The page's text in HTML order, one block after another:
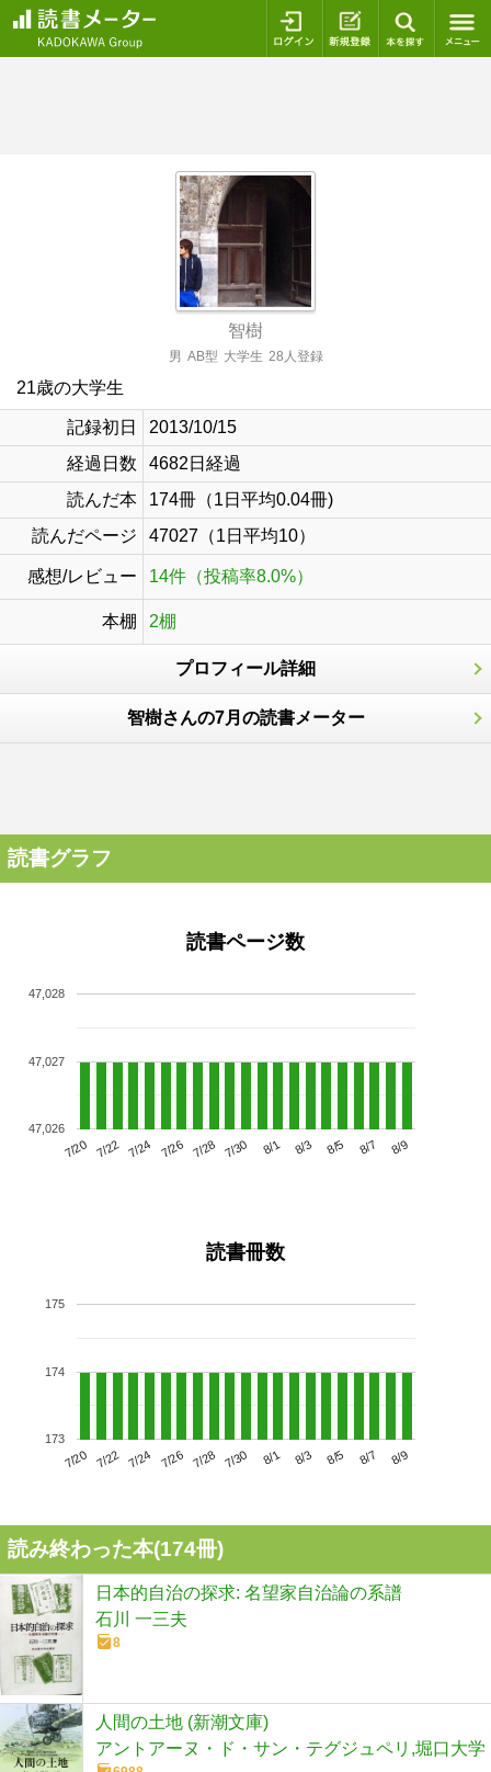
ログイン 新規登録
智樹
男 AB型 大学生 28人登録
21歳の大学生
記録初日
2013/10/15
経過日数
4682日経過
読んだ本
174冊（1日平均0.04冊)
読んだページ
47027（1日平均10）
感想/レビュー 14件（投稿率8.0%）
本棚 2棚
プロフィール詳細
智樹さんの7月の読書メーター
読書グラフ
読書ページ数
7/20 7/22 7/24 7/26 7/28 7/30 8/1 8/3 8/5 8/7 8/9
47,026
47,027
47,028
読書冊数
7/20 7/22 7/24 7/26 7/28 7/30 8/1 8/3 8/5 8/7 8/9
173
174
175
読み終わった本(174冊)
日本的自治の探求: 名望家自治論の系譜
石川 一三夫
8
人間の土地 (新潮文庫)
アントアーヌ・ド・サン・テグジュペリ,堀口大学